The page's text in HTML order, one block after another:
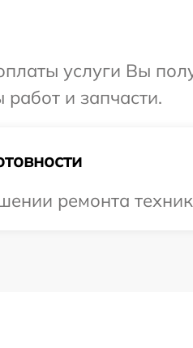
услуги Вы
и запчасти.
ремонта